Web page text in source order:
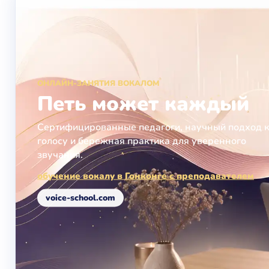
ОНЛАЙН-ЗАНЯТИЯ ВОКАЛОМ
Петь может каждый
Сертифицированные педагоги, научный подход к
голосу и бережная практика для уверенного
звучания.
обучение вокалу в Гонконге с преподавателем
voice-school.com